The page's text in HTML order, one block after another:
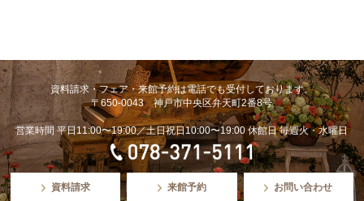
資料請求・フェア・来館予約は電話でも受付しております。
〒650-0043 神戸市中央区弁天町2番8号
営業時間 平日11:00〜19:00／土日祝日10:00〜19:00 休館日 毎週火・水曜日
資料請求 来館予約 お問い合わせ